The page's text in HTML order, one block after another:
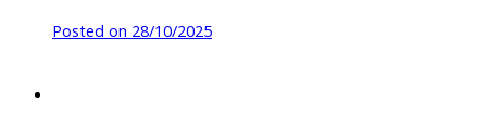
Posted on 28/10/2025